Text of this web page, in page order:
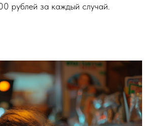
рублей за каждый случай.